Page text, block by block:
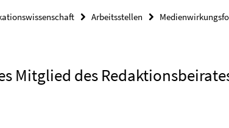
Arbeitsstellen
Mitglied des